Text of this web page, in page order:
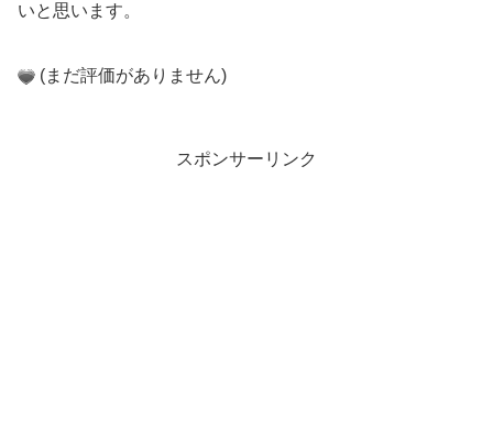
いと思います。
(まだ評価がありません)
スポンサーリンク